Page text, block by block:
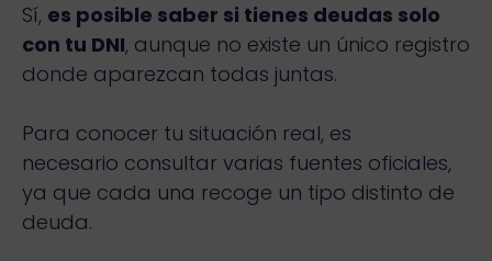
Sí, es posible saber si tienes deudas solo
con tu DNI, aunque no existe un único registro
donde aparezcan todas juntas.
Para conocer tu situación real, es
necesario consultar varias fuentes oficiales,
ya que cada una recoge un tipo distinto de
deuda.